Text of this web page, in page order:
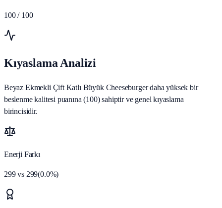
100 / 100
Kıyaslama Analizi
Beyaz Ekmekli Çift Katlı Büyük Cheeseburger daha yüksek bir
beslenme kalitesi puanına (100) sahiptir ve genel kıyaslama
birincisidir.
Enerji Farkı
299vs 299(0.0%)